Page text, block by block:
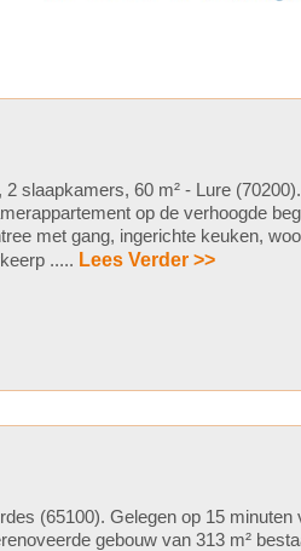
slaapkamers, 60 m² - Lure
op de verhoogde
met gang, ingerichte keuken,
..... Lees Verder >>
(65100). Gelegen op 15 minuten
gebouw van 313 m²